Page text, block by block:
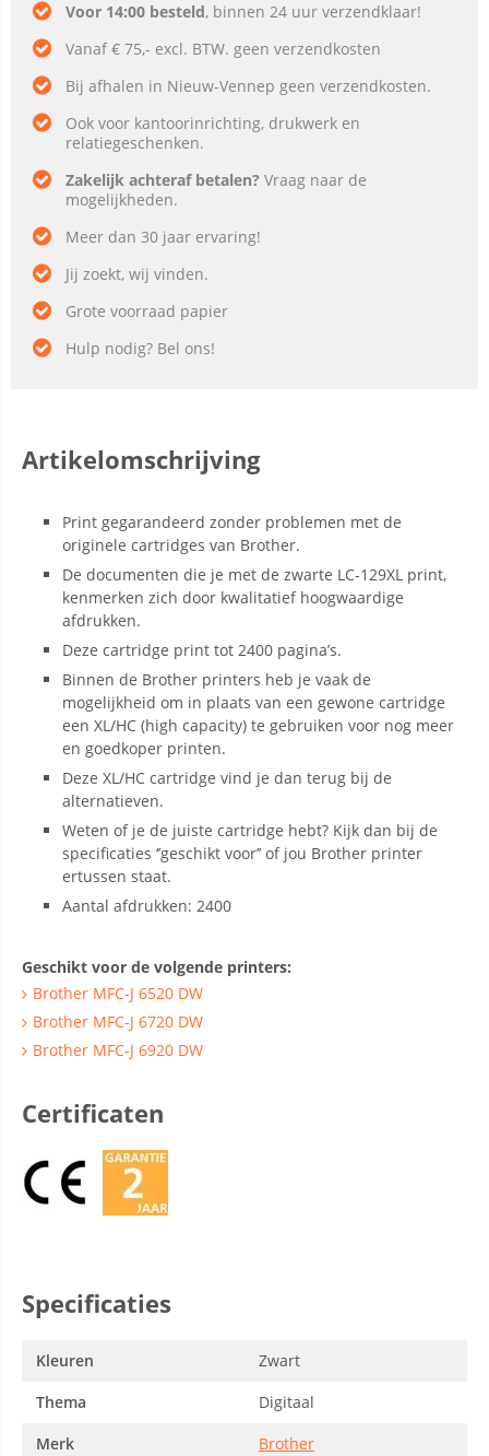
Voor 14:00 besteld, binnen 24 uur verzendklaar!
Vanaf € 75,- excl. BTW. geen verzendkosten
Bij afhalen in Nieuw-Vennep geen verzendkosten.
Ook voor kantoorinrichting, drukwerk en
relatiegeschenken.
Zakelijk achteraf betalen? Vraag naar de
mogelijkheden.
Meer dan 30 jaar ervaring!
Jij zoekt, wij vinden.
Grote voorraad papier
Hulp nodig? Bel ons!
Artikelomschrijving
Print gegarandeerd zonder problemen met de
originele cartridges van Brother.
De documenten die je met de zwarte LC-129XL print,
kenmerken zich door kwalitatief hoogwaardige
afdrukken.
Deze cartridge print tot 2400 pagina’s.
Binnen de Brother printers heb je vaak de
mogelijkheid om in plaats van een gewone cartridge
een XL/HC (high capacity) te gebruiken voor nog meer
en goedkoper printen.
Deze XL/HC cartridge vind je dan terug bij de
alternatieven.
Weten of je de juiste cartridge hebt? Kijk dan bij de
specificaties ‘’geschikt voor’’ of jou Brother printer
ertussen staat.
Aantal afdrukken: 2400
Geschikt voor de volgende printers:
Brother MFC-J 6520 DW
Brother MFC-J 6720 DW
Brother MFC-J 6920 DW
Certificaten
Specificaties
Kleuren
Zwart
Thema
Digitaal
Merk
Brother